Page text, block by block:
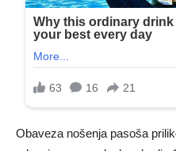
Obaveza nošenja pasoša